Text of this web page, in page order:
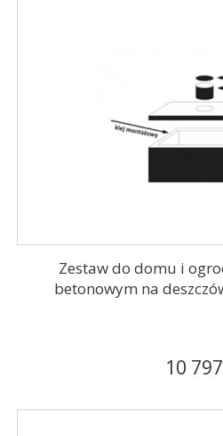
Zestaw do domu i
betonowym na
10 797